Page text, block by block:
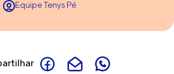
Equipe Tenys Pé